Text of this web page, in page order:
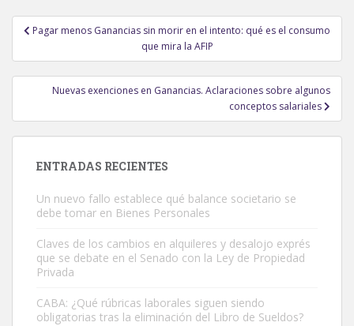
Navegación
entradas
Pagar menos Ganancias sin morir en el intento: qué es el consumo
que mira la AFIP
Nuevas exenciones en Ganancias. Aclaraciones sobre algunos
conceptos salariales
ENTRADAS RECIENTES
Un nuevo fallo establece qué balance societario se
debe tomar en Bienes Personales
Claves de los cambios en alquileres y desalojo exprés
que se debate en el Senado con la Ley de Propiedad
Privada
CABA: ¿Qué rúbricas laborales siguen siendo
obligatorias tras la eliminación del Libro de Sueldos?